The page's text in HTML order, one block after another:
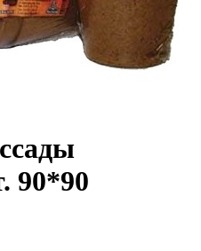
90*90